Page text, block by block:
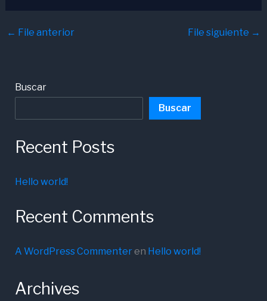
← File anterior File siguiente →
Buscar
Buscar
Recent Posts
Hello world!
Recent Comments
A WordPress Commenteren Hello world!
Archives